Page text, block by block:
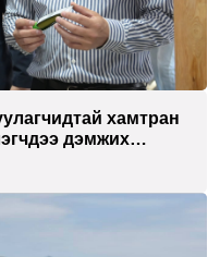
хамтран
дэмжих
захын